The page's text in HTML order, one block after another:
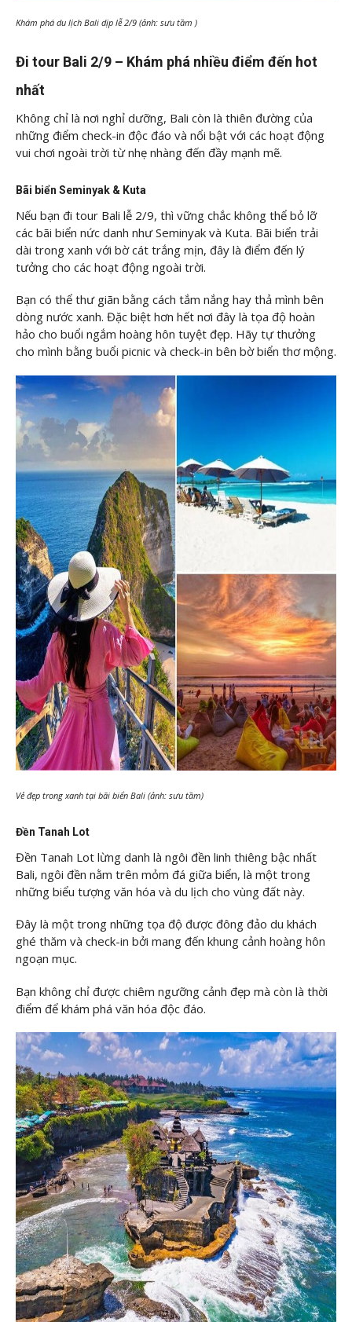
Khám phá du lịch Bali dịp lễ 2/9 (ảnh: sưu tầm )
Đi tour Bali 2/9 – Khám phá nhiều điểm đến hot
nhất
Không chỉ là nơi nghỉ dưỡng, Bali còn là thiên đường của
những điểm check-in độc đáo và nổi bật với các hoạt động
vui chơi ngoài trời từ nhẹ nhàng đến đầy mạnh mẽ.
Bãi biển Seminyak & Kuta
Nếu bạn đi tour Bali lễ 2/9, thì vững chắc không thể bỏ lỡ
các bãi biển nức danh như Seminyak và Kuta. Bãi biển trải
dài trong xanh với bờ cát trắng mịn, đây là điểm đến lý
tưởng cho các hoạt động ngoài trời.
Bạn có thể thư giãn bằng cách tắm nắng hay thả mình bên
dòng nước xanh. Đặc biệt hơn hết nơi đây là tọa độ hoàn
hảo cho buổi ngắm hoàng hôn tuyệt đẹp. Hãy tự thưởng
cho mình bằng buổi picnic và check-in bên bờ biển thơ mộng.
Vẻ đẹp trong xanh tại bãi biển Bali (ảnh: sưu tầm)
Đền Tanah Lot
Đền Tanah Lot lừng danh là ngôi đền linh thiêng bậc nhất
Bali, ngôi đền nằm trên mỏm đá giữa biển, là một trong
những biểu tượng văn hóa và du lịch cho vùng đất này.
Đây là một trong những tọa độ được đông đảo du khách
ghé thăm và check-in bởi mang đến khung cảnh hoàng hôn
ngoạn mục.
Bạn không chỉ được chiêm ngưỡng cảnh đẹp mà còn là thời
điểm để khám phá văn hóa độc đáo.